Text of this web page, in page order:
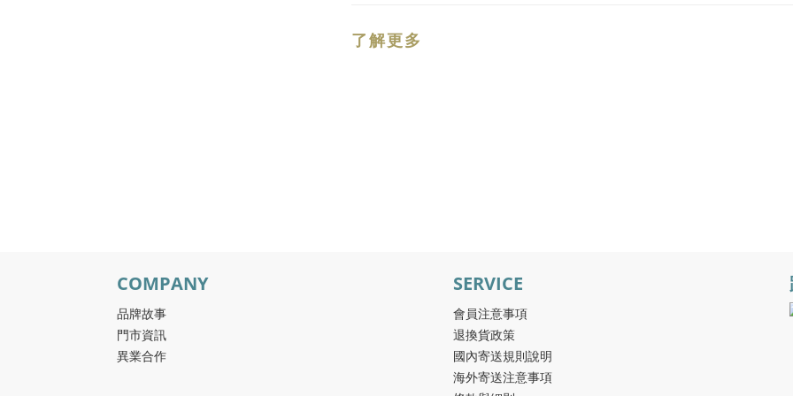
了解更多
COMPANY
品牌故事
門市資訊
異業合作
SERVICE
會員注意事項
退換貨政策
國內寄送規則說明
海外寄送注意事項